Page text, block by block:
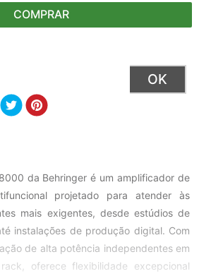
COMPRAR
da Behringer é um amplificador de
projetado para atender às
mais exigentes, desde estúdios de
instalações de produção digital. Com
de alta potência independentes em
oferece flexibilidade excepcional